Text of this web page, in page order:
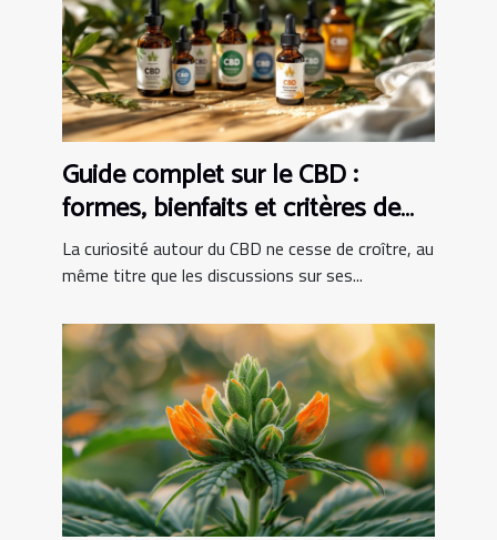
Guide complet sur le CBD :
formes, bienfaits et critères de
choix
La curiosité autour du CBD ne cesse de croître, au
même titre que les discussions sur ses...